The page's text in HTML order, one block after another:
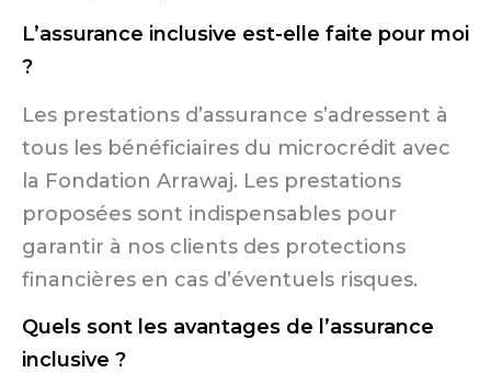
L’assurance inclusive est-elle faite pour moi
?
Les prestations d’assurance s’adressent à
tous les bénéficiaires du microcrédit avec
la Fondation Arrawaj. Les prestations
proposées sont indispensables pour
garantir à nos clients des protections
financières en cas d’éventuels risques.
Quels sont les avantages de l’assurance
inclusive ?